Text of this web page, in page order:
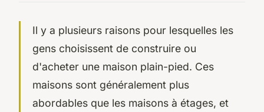
Il y a plusieurs raisons pour lesquelles les
gens choisissent de construire ou
d'acheter une maison plain-pied. Ces
maisons sont généralement plus
abordables que les maisons à étages, et